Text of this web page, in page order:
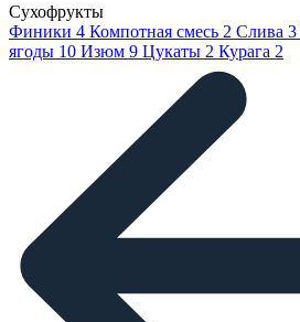
Сухофрукты
Финики 4 Компотная смесь 2 Слива 3
ягоды 10 Изюм 9 Цукаты 2 Курага 2